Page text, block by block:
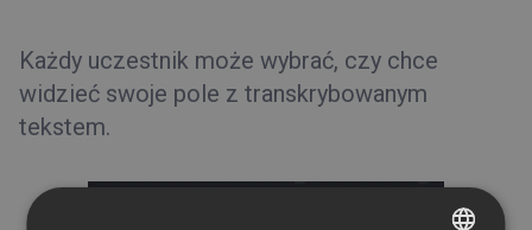
Każdy uczestnik może wybrać, czy chce
widzieć swoje pole z transkrybowanym
tekstem.